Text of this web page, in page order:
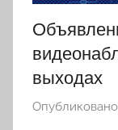
выходах
Опубликовано